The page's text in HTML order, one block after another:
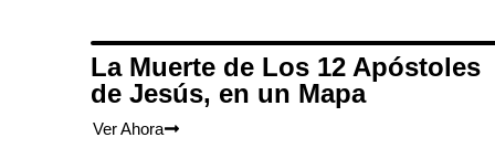
La Muerte de Los 12 Apóstoles
de Jesús, en un Mapa
Ver Ahora